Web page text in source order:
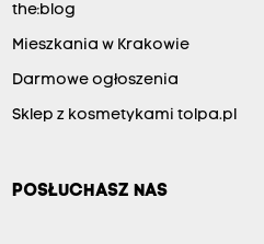
the:blog
Mieszkania w Krakowie
Darmowe ogłoszenia
Sklep z kosmetykami tolpa.pl
POSŁUCHASZ NAS